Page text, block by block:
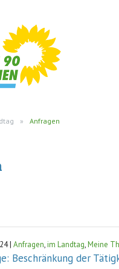
» Anfragen
| Anfragen,im Landtag,Meine
Beschränkung der